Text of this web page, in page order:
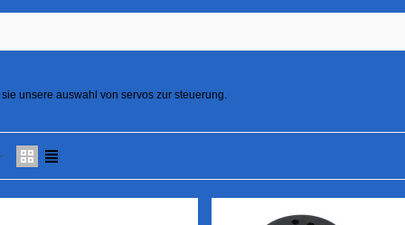
unsere auswahl von servos zur steuerung.